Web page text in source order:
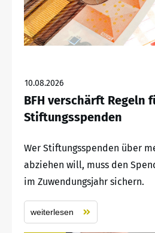
10.08.2026
BFH verschärft Regeln
Stiftungsspenden
Wer Stiftungsspenden über
abziehen will, muss den
im Zuwendungsjahr sichern.
weiterlesen